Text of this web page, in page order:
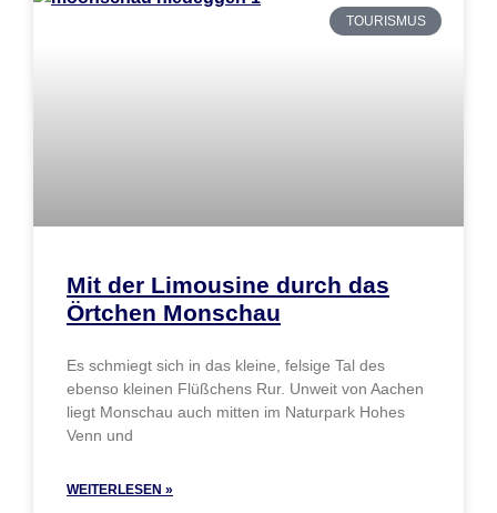
TOURISMUS
Mit der Limousine durch das
Örtchen Monschau
Es schmiegt sich in das kleine, felsige Tal des
ebenso kleinen Flüßchens Rur. Unweit von Aachen
liegt Monschau auch mitten im Naturpark Hohes
Venn und
WEITERLESEN »